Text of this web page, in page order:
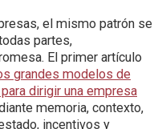
el mismo patrón se
partes,
El primer artículo
grandes modelos de
dirigir una empresa
memoria, contexto,
incentivos y